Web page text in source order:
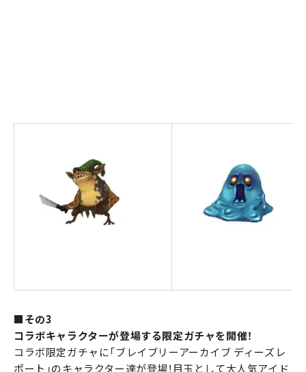
■その3
コラボキャラクターが登場する限定ガチャを開催！
コラボ限定ガチャに「ブレイブリーアーカイブ ディーズレ
ポート」のキャラクター達が登場！目玉として大人気アイド